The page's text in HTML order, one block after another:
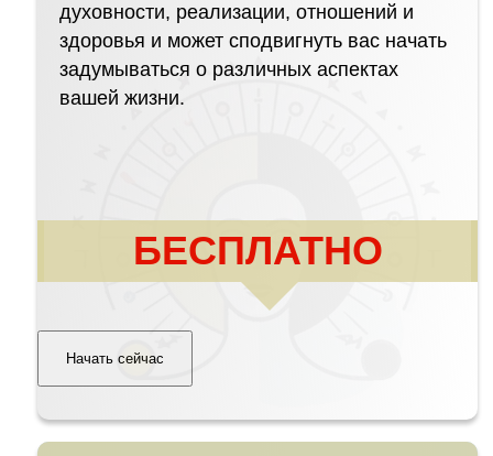
духовности, реализации, отношений и
здоровья и может сподвигнуть вас начать
задумываться о различных аспектах
вашей жизни.
БЕСПЛАТНО
Начать сейчас